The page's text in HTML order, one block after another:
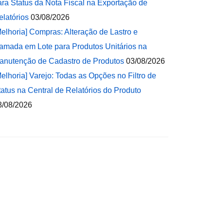
Status da Nota Fiscal na Exportação de
03/08/2026
Compras: Alteração de Lastro e
em Lote para Produtos Unitários na
de Cadastro de Produtos 03/08/2026
Varejo: Todas as Opções no Filtro de
na Central de Relatórios do Produto
08/2026